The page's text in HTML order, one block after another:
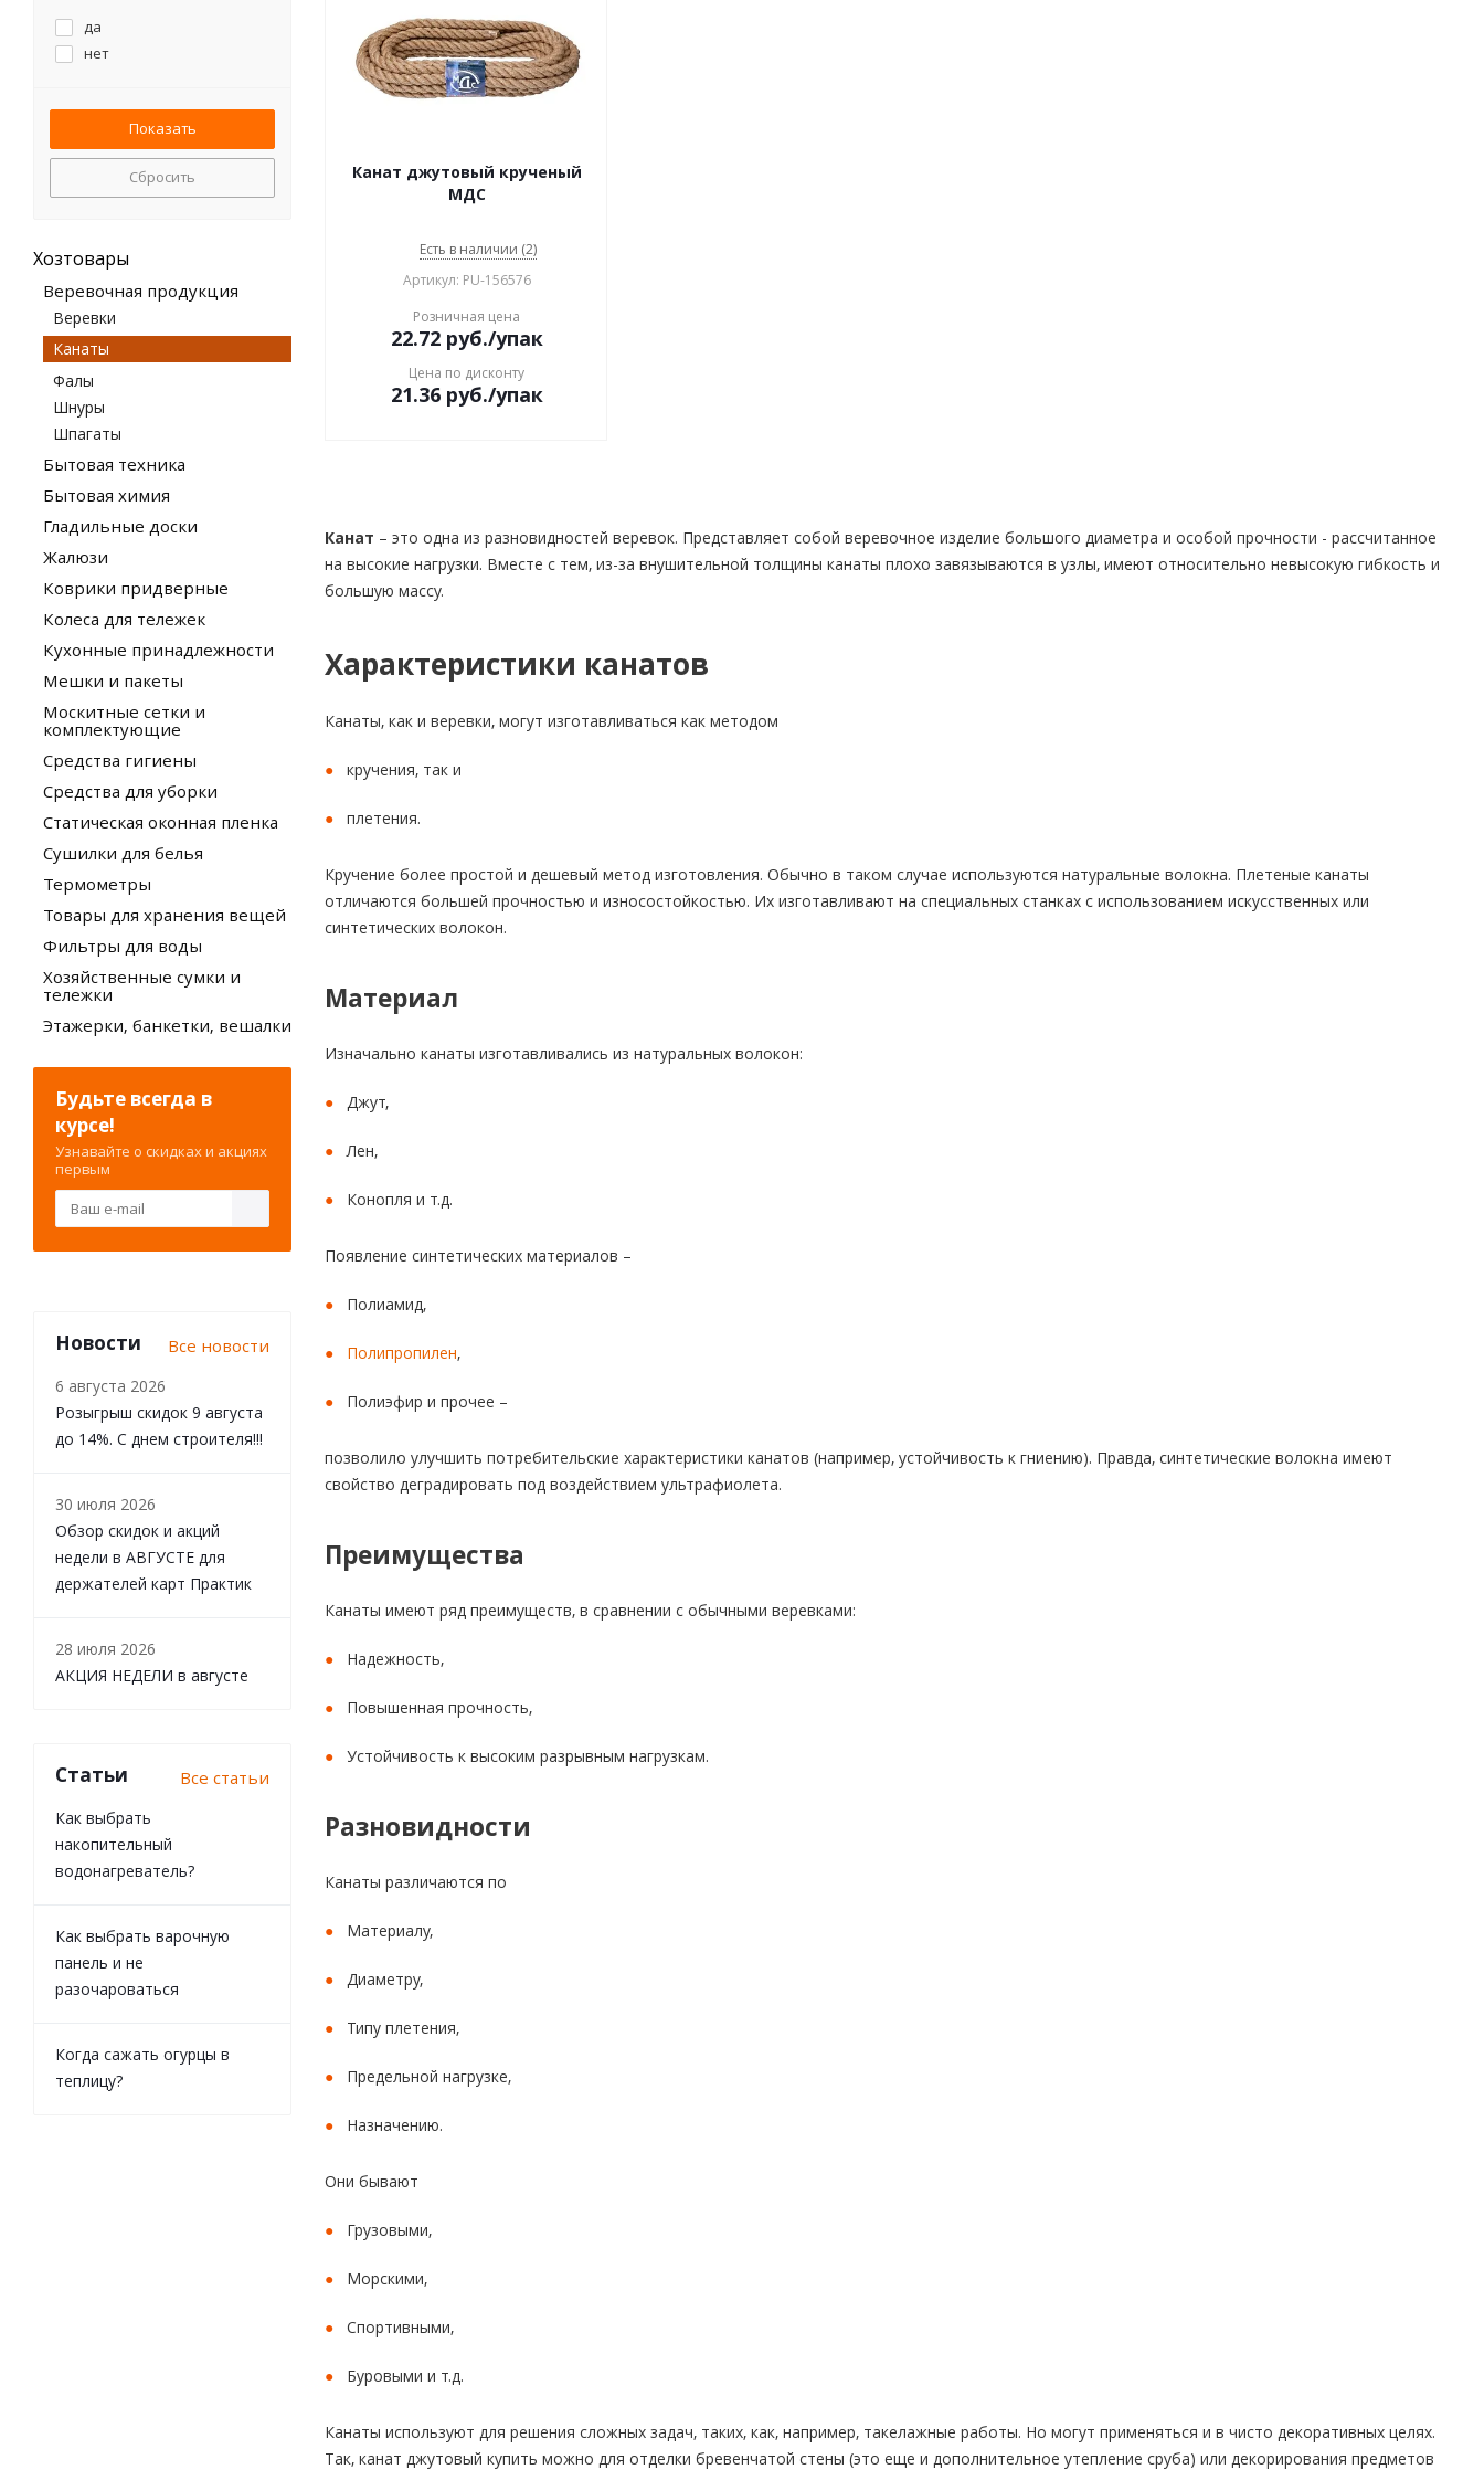
Канат джутовый крученый
МДС
Есть в наличии (2)
Артикул: PU-156576
Розничная цена
22.72руб./упак
Цена по дисконту
21.36руб./упак
Канат – это одна из разновидностей веревок. Представляет собой веревочное изделие большого диаметра и особой прочности - рассчитанное
на высокие нагрузки. Вместе с тем, из-за внушительной толщины канаты плохо завязываются в узлы, имеют относительно невысокую гибкость и
большую массу.
Характеристики канатов
Канаты, как и веревки, могут изготавливаться как методом
кручения, так и
плетения.
Кручение более простой и дешевый метод изготовления. Обычно в таком случае используются натуральные волокна. Плетеные канаты
отличаются большей прочностью и износостойкостью. Их изготавливают на специальных станках с использованием искусственных или
синтетических волокон.
Материал
Изначально канаты изготавливались из натуральных волокон:
Джут,
Лен,
Конопля и т.д.
Появление синтетических материалов –
Полиамид,
Полипропилен,
Полиэфир и прочее –
позволило улучшить потребительские характеристики канатов (например, устойчивость к гниению). Правда, синтетические волокна имеют
свойство деградировать под воздействием ультрафиолета.
Преимущества
Канаты имеют ряд преимуществ, в сравнении с обычными веревками:
Надежность,
Повышенная прочность,
Устойчивость к высоким разрывным нагрузкам.
Разновидности
Канаты различаются по
Материалу,
Диаметру,
Типу плетения,
Предельной нагрузке,
Назначению.
Они бывают
Грузовыми,
Морскими,
Спортивными,
Буровыми и т.д.
Канаты используют для решения сложных задач, таких, как, например, такелажные работы. Но могут применяться и в чисто декоративных целях.
Так, канат джутовый купить можно для отделки бревенчатой стены (это еще и дополнительное утепление сруба) или декорирования предметов
да
нет
Сбросить
Хозтовары
Веревочная продукция
Веревки
Канаты
Фалы
Шнуры
Шпагаты
Бытовая техника
Бытовая химия
Гладильные доски
Жалюзи
Коврики придверные
Колеса для тележек
Кухонные принадлежности
Мешки и пакеты
Москитные сетки и
комплектующие
Средства гигиены
Средства для уборки
Статическая оконная пленка
Сушилки для белья
Термометры
Товары для хранения вещей
Фильтры для воды
Хозяйственные сумки и
тележки
Этажерки, банкетки, вешалки
Будьте всегда в
курсе!
Узнавайте о скидках и акциях
первым
Новости Все новости
6 августа 2026
Розыгрыш скидок 9 августа
до 14%. С днем строителя!!!
30 июля 2026
Обзор скидок и акций
недели в АВГУСТЕ для
держателей карт Практик
28 июля 2026
АКЦИЯ НЕДЕЛИ в августе
Статьи Все статьи
Как выбрать
накопительный
водонагреватель?
Как выбрать варочную
панель и не
разочароваться
Когда сажать огурцы в
теплицу?